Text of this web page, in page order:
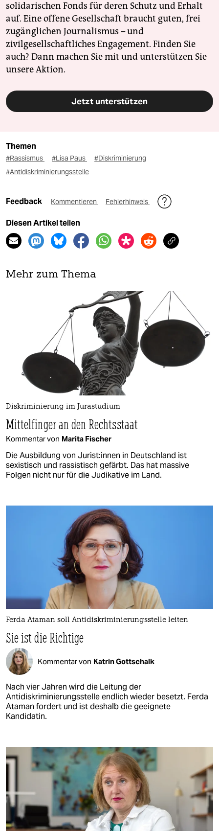
solidarischen Fonds für deren Schutz und Erhalt
auf. Eine offene Gesellschaft braucht guten, frei
zugänglichen Journalismus – und
zivilgesellschaftliches Engagement. Finden Sie
auch? Dann machen Sie mit und unterstützen Sie
unsere Aktion.
Jetzt unterstützen
Themen
#Rassismus #Lisa Paus
#Diskriminierung
#Antidiskriminierungsstelle
Feedback Kommentieren Fehlerhinweis
Diesen Artikel teilen
Mehr zum Thema
Diskriminierung im Jurastudium
Mittelfinger an den Rechtsstaat
Kommentar von Marita Fischer
Die Ausbildung von Ju­ris­t:in­nen in Deutschland ist
sexistisch und rassistisch gefärbt. Das hat massive
Folgen nicht nur für die Judikative im Land.
Ferda Ataman soll Antidiskriminierungsstelle leiten
Sie ist die Richtige
Kommentar von Katrin Gottschalk
Nach vier Jahren wird die Leitung der
Antidiskriminierungsstelle endlich wieder besetzt. Ferda
Ataman fordert und ist deshalb die geeignete
Kandidatin.